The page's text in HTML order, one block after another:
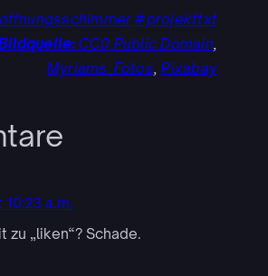
#projekttxt
CC0 Public Domain,
Myriams_Fotos,Pixabay
10:23 a.m.
zu „liken“? Schade.